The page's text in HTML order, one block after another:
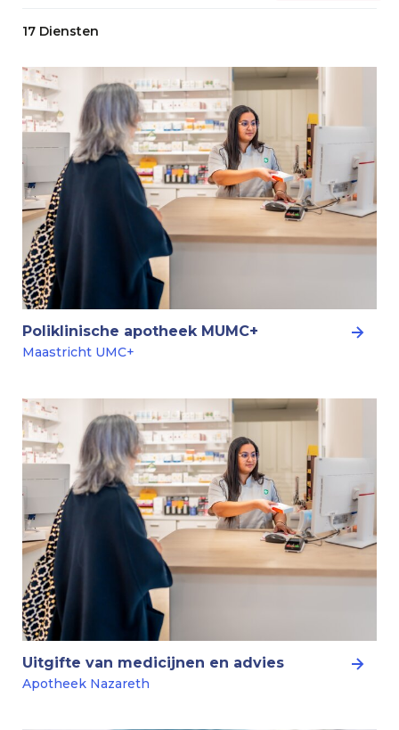
17 Diensten
Poliklinische apotheek MUMC+
Maastricht UMC+
Uitgifte van medicijnen en advies
Apotheek Nazareth